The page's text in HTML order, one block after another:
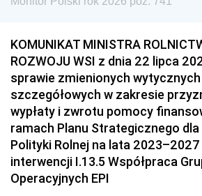
KOMUNIKAT MINISTRA
ROZWOJU WSI z dnia 22 lipca
sprawie zmienionych wytycznych
szczegółowych w zakresie
wypłaty i zwrotu pomocy
ramach Planu Strategicznego
Polityki Rolnej na lata
interwencji I.13.5 Współpraca
Operacyjnych EPI